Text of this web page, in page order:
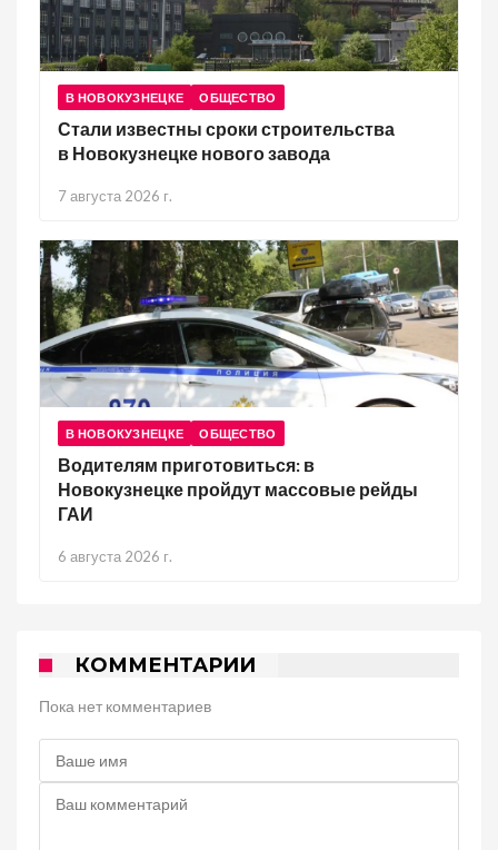
В НОВОКУЗНЕЦКЕ ОБЩЕСТВО
Стали известны сроки строительства
в Новокузнецке нового завода
7 августа 2026 г.
В НОВОКУЗНЕЦКЕ ОБЩЕСТВО
Водителям приготовиться: в
Новокузнецке пройдут массовые рейды
ГАИ
6 августа 2026 г.
КОММЕНТАРИИ
Пока нет комментариев